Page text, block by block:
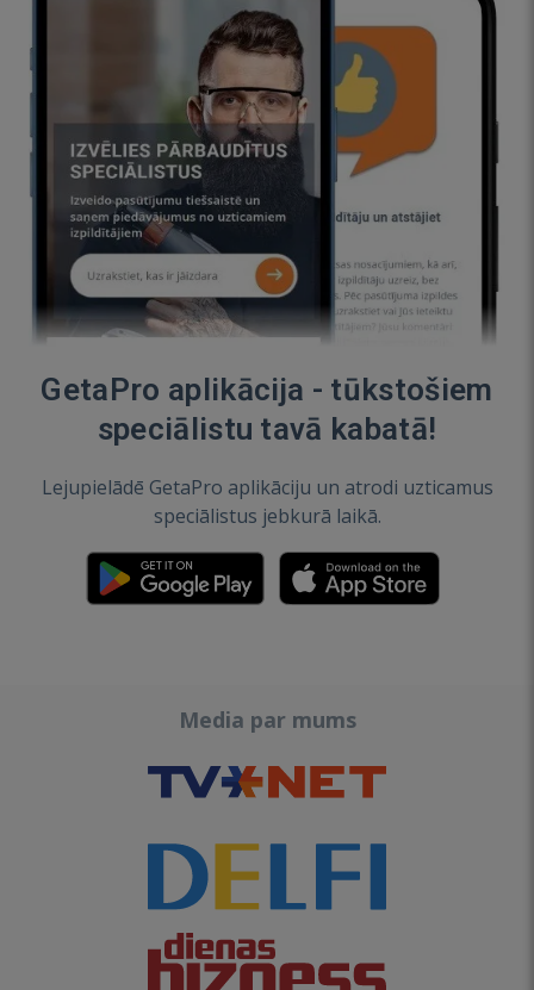
GetaPro aplikācija - tūkstošiem
speciālistu tavā kabatā!
Lejupielādē GetaPro aplikāciju un atrodi uzticamus
speciālistus jebkurā laikā.
Media par mums